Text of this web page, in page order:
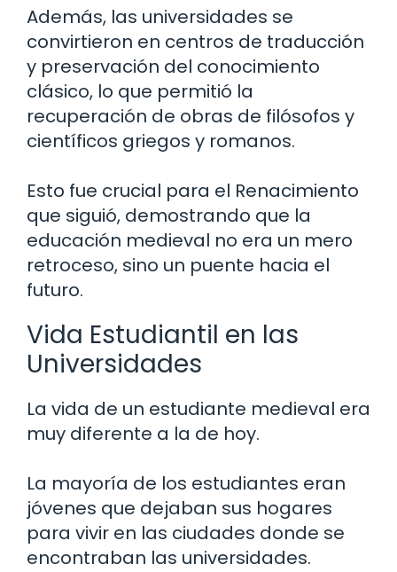
Además, las universidades se
convirtieron en centros de traducción
y preservación del conocimiento
clásico, lo que permitió la
recuperación de obras de filósofos y
científicos griegos y romanos.
Esto fue crucial para el Renacimiento
que siguió, demostrando que la
educación medieval no era un mero
retroceso, sino un puente hacia el
futuro.
Vida Estudiantil en las
Universidades
La vida de un estudiante medieval era
muy diferente a la de hoy.
La mayoría de los estudiantes eran
jóvenes que dejaban sus hogares
para vivir en las ciudades donde se
encontraban las universidades.